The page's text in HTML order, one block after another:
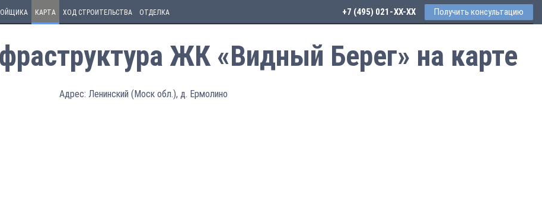
КАРТА ХОД СТРОИТЕЛЬСТВА ОТДЕЛКА +7 (495) 021-41-76 Получить консультацию
ЖК «Видный Берег» на карте
Адрес: Ленинский (Моск обл.), д. Ермолино